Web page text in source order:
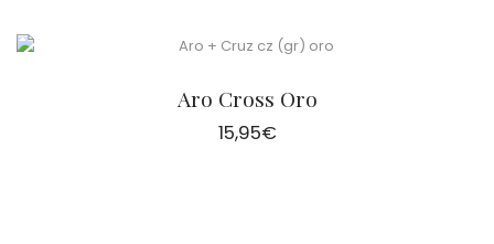
Aro Cross Oro
15,95€